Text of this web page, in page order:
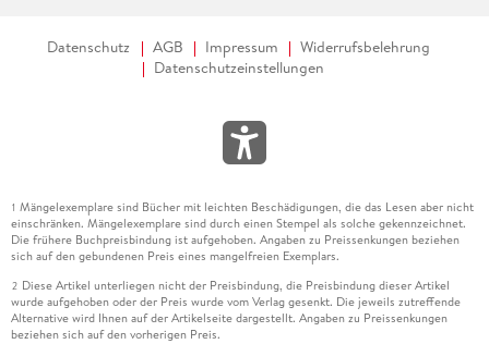
11. Fehlerabsicherung . . . 263
11. 1 . . . Fehlerabsicherung mit try und catch . . . 263
11. 3 . . . Fehler in Funktionen weitergeben (rethrows) . . . 273
11. 4 . . . Das Error-Protokoll . . . 275
Datenschutz AGB Impressum
Widerrufsbelehrung
Datenschutzeinstellungen
1 Mängelexemplare sind Bücher mit leichten Beschädigungen, die das Lesen aber nicht
einschränken. Mängelexemplare sind durch einen Stempel als solche gekennzeichnet.
Die frühere Buchpreisbindung ist aufgehoben. Angaben zu Preissenkungen beziehen
sich auf den gebundenen Preis eines mangelfreien Exemplars.
2 Diese Artikel unterliegen nicht der Preisbindung, die Preisbindung dieser Artikel
wurde aufgehoben oder der Preis wurde vom Verlag gesenkt. Die jeweils zutreffende
Alternative wird Ihnen auf der Artikelseite dargestellt. Angaben zu Preissenkungen
beziehen sich auf den vorherigen Preis.